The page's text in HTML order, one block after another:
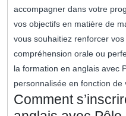
accompagner dans votre
vos objectifs en matière de
vous souhaitiez renforcer
compréhension orale ou
la formation en anglais avec
personnalisée en fonction de
Comment